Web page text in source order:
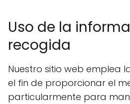
Uso de la
recogida
Nuestro sitio web emplea
el fin de proporcionar el
particularmente para